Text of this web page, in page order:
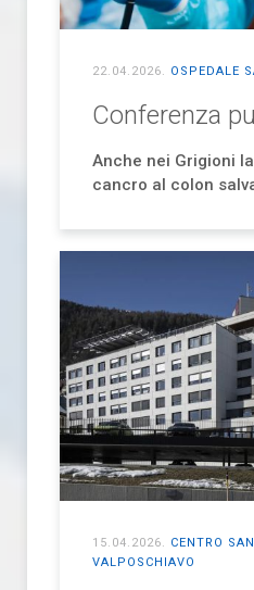
22.04.2026. OSPEDALE
Conferenza
Anche nei Grigioni
cancro al colon
15.04.2026. CENTRO
VALPOSCHIAVO